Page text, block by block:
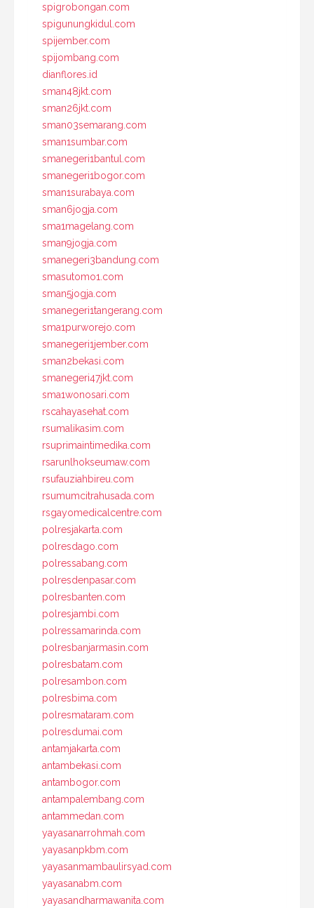
spigrobongan.com
spigunungkidul.com
spijember.com
spijombang.com
dianflores.id
sman48jkt.com
sman26jkt.com
sman03semarang.com
sman1sumbar.com
smanegeri1bantul.com
smanegeri1bogor.com
sman1surabaya.com
sman6jogja.com
sma1magelang.com
sman9jogja.com
smanegeri3bandung.com
smasutomo1.com
sman5jogja.com
smanegeri1tangerang.com
sma1purworejo.com
smanegeri1jember.com
sman2bekasi.com
smanegeri47jkt.com
sma1wonosari.com
rscahayasehat.com
rsumalikasim.com
rsuprimaintimedika.com
rsarunlhokseumaw.com
rsufauziahbireu.com
rsumumcitrahusada.com
rsgayomedicalcentre.com
polresjakarta.com
polresdago.com
polressabang.com
polresdenpasar.com
polresbanten.com
polresjambi.com
polressamarinda.com
polresbanjarmasin.com
polresbatam.com
polresambon.com
polresbima.com
polresmataram.com
polresdumai.com
antamjakarta.com
antambekasi.com
antambogor.com
antampalembang.com
antammedan.com
yayasanarrohmah.com
yayasanpkbm.com
yayasanmambaulirsyad.com
yayasanabm.com
yayasandharmawanita.com